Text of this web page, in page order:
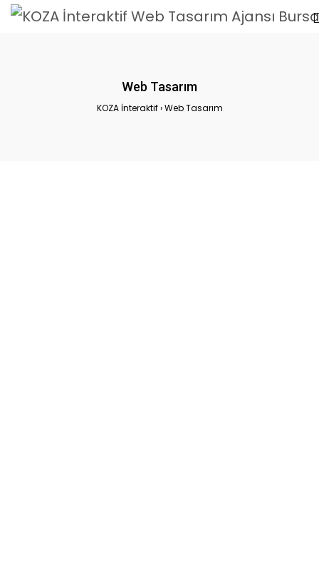
Web Tasarım
KOZA İnteraktif›Web Tasarım